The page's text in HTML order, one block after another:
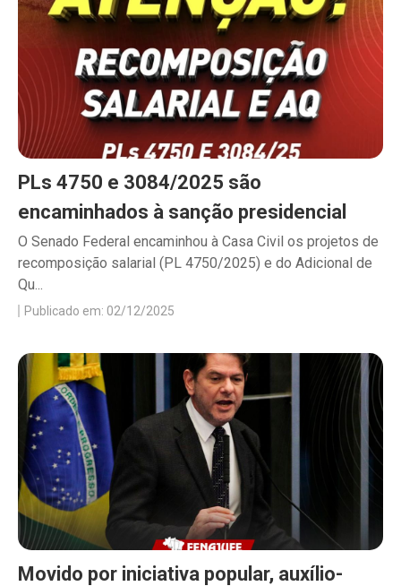
PLs 4750 e 3084/2025 são
encaminhados à sanção presidencial
O Senado Federal encaminhou à Casa Civil os projetos de
recomposição salarial (PL 4750/2025) e do Adicional de
Qu...
Publicado em: 02/12/2025
Movido por iniciativa popular, auxílio-